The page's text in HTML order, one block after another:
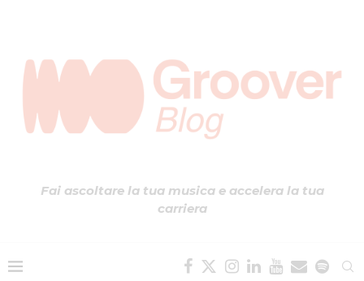
Fai ascoltare la tua musica e accelera la tua
carriera